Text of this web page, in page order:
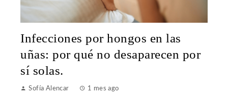
Infecciones por hongos en las
uñas: por qué no desaparecen por
sí solas.
Sofía Alencar 1 mes ago